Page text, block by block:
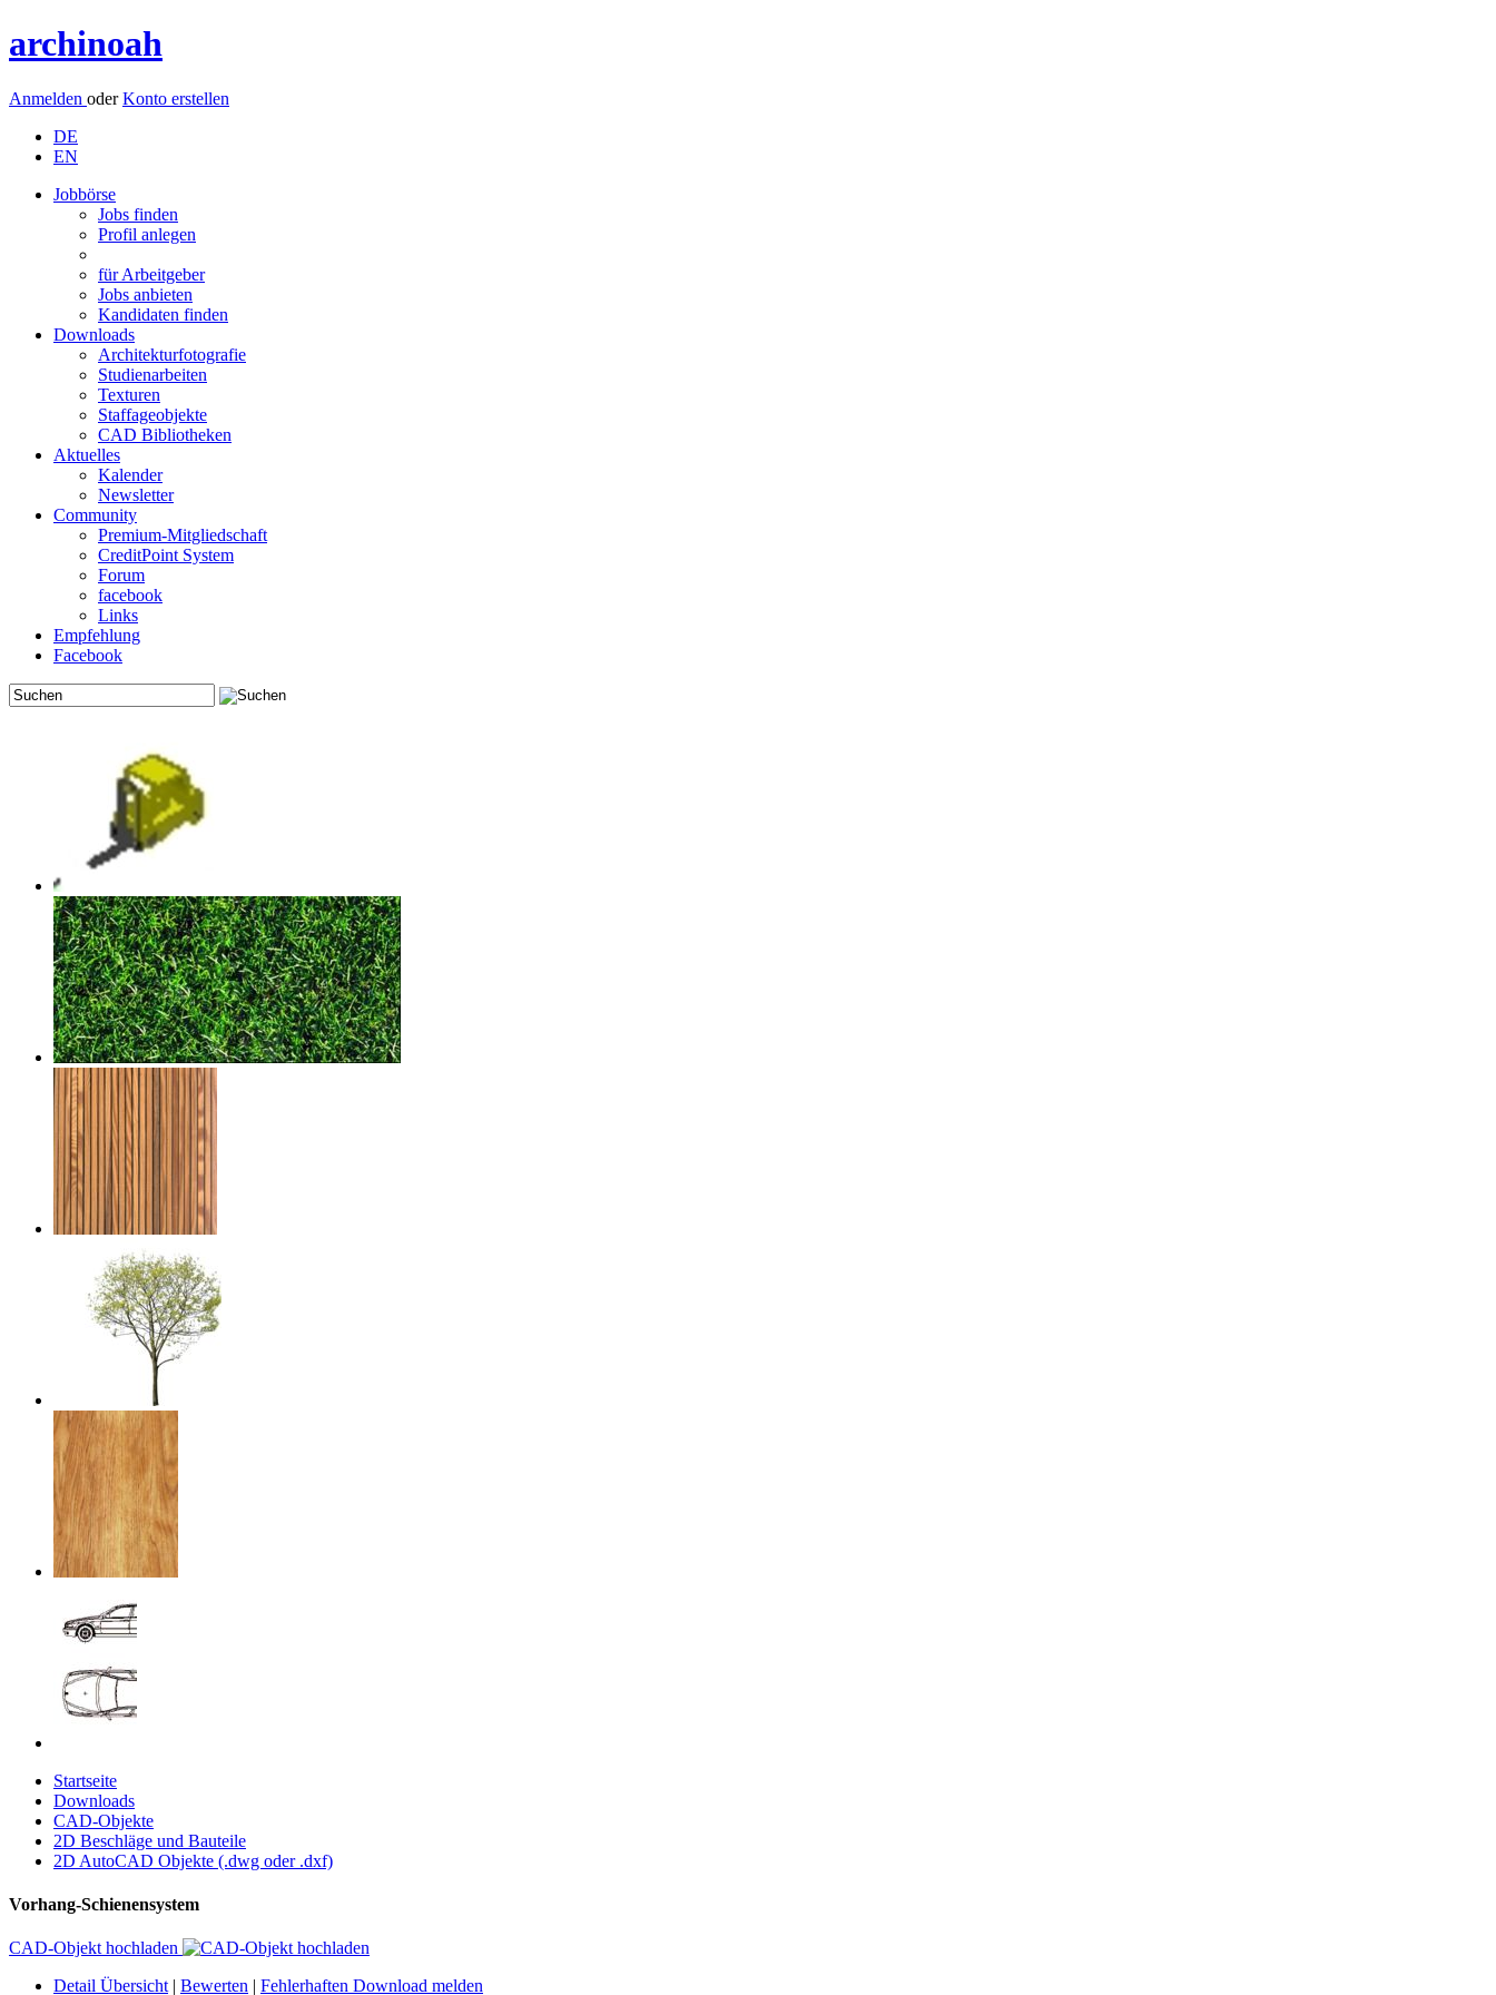
archinoah
Anmelden oderKonto erstellen
DE
EN
Jobbörse
Jobs finden
Profil anlegen
für Arbeitgeber
Jobs anbieten
Kandidaten finden
Downloads
Architekturfotografie
Studienarbeiten
Texturen
Staffageobjekte
CAD Bibliotheken
Aktuelles
Kalender
Newsletter
Community
Premium-Mitgliedschaft
CreditPoint System
Forum
facebook
Links
Empfehlung
Facebook
Startseite
Downloads
CAD-Objekte
2D Beschläge und Bauteile
2D AutoCAD Objekte (.dwg oder .dxf)
Vorhang-Schienensystem
CAD-Objekt hochladen
Detail Übersicht| Bewerten | Fehlerhaften Download melden